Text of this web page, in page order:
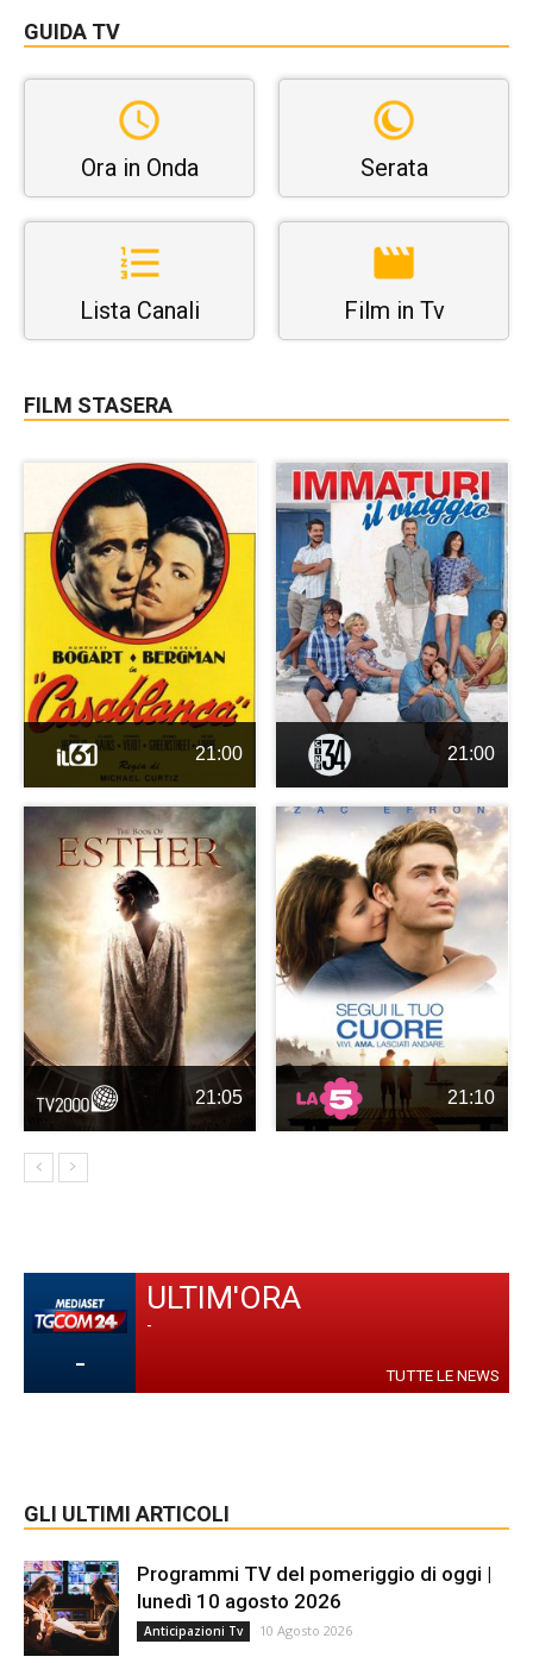
GUIDA TV
Ora in Onda Serata
Lista Canali Film in Tv
FILM STASERA
21:00 21:00
21:05 21:10
-
ULTIM'ORA
-
TUTTE LE NEWS
GLI ULTIMI ARTICOLI
Programmi TV del pomeriggio di oggi |
lunedì 10 agosto 2026
Anticipazioni Tv 10 Agosto 2026